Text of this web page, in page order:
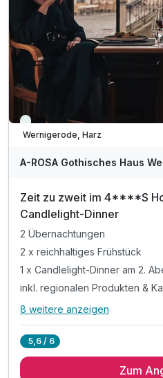
inkl. W-LAN in allen
zzgl. Kurtaxe mit vielen
Viele Termine frei
Wernigerode, Harz
A-ROSA Gothisches Haus
Zeit zu zweit im 4****S
Candlelight-Dinner
2 Übernachtungen
2 x reichhaltiges Frühstück
1 x Candlelight-Dinner am 2.
inkl. regionalen Produkten &
Alle Inklusivleistungen
2 x reichhaltiges Frühstück
8 weitere anzeigen
5,6 / 6
Zum